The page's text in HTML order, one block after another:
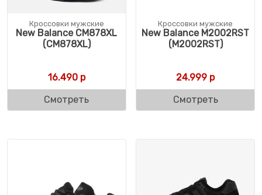
Кроссовки мужские
New Balance CM878XL
(CM878XL)
16.490р
Смотреть
Кроссовки мужские
New Balance M2002RST
(M2002RST)
24.999 р
Смотреть